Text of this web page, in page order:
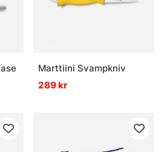
Marttiini Svampkniv
289 kr